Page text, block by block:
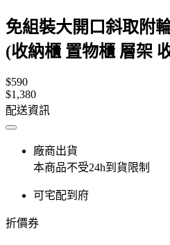
免組裝大開口斜取附
(收納櫃 置物櫃 層架
$590
$1,380
配送資訊
廠商出貨
本商品不受24h到貨限制
可宅配到府
折價券